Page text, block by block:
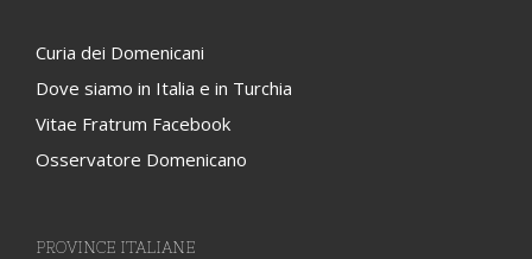
Curia dei Domenicani
Dove siamo in Italia e in Turchia
Vitae Fratrum Facebook
Osservatore Domenicano
PROVINCE ITALIANE